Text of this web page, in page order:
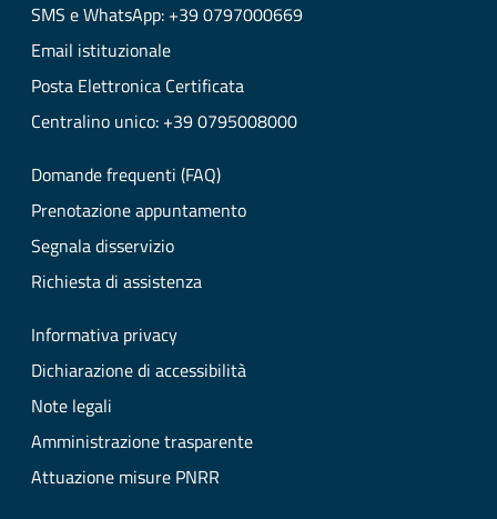
SMS e WhatsApp: +39 0797000669
Email istituzionale
Posta Elettronica Certificata
Centralino unico: +39 0795008000
Domande frequenti (FAQ)
Prenotazione appuntamento
Segnala disservizio
Richiesta di assistenza
Informativa privacy
Dichiarazione di accessibilità
Note legali
Amministrazione trasparente
Attuazione misure PNRR